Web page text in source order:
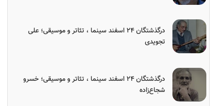
درگذشتگان ۲۴ اسفند سینما ، تئاتر و موسیقی؛ علی
تجویدی
درگذشتگان ۲۴ اسفند سینما ، تئاتر و موسیقی؛ خسرو
شجاع‌زاده